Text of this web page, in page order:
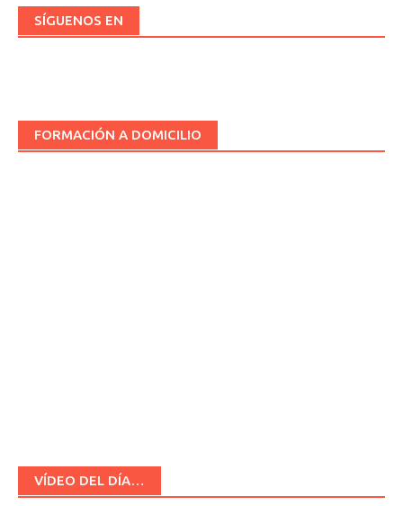
SÍGUENOS EN
FORMACIÓN A DOMICILIO
VÍDEO DEL DÍA…